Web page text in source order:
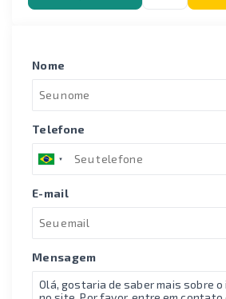
Nome
Telefone
E-mail
Mensagem